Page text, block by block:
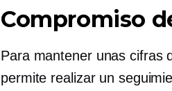
Compromiso
Para mantener unas cifras
permite realizar un